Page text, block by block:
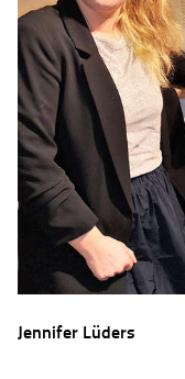
Jennifer Lüders